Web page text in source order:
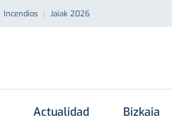
Incendios Jaiak 2026
Actualidad Bizkaia